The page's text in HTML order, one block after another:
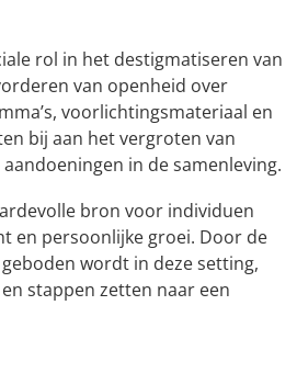
rol in het destigmatiseren van
van openheid over
voorlichtingsmateriaal en
bij aan het vergroten van
in de samenleving.
bron voor individuen
en persoonlijke groei. Door de
wordt in deze setting,
stappen zetten naar een